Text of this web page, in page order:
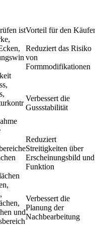
istVorteil für den Käufer
Reduziert das Risiko
von
Formmodifikationen
Verbessert die
Gussstabilität
Reduziert
Streitigkeiten über
Erscheinungsbild und
Funktion
und
Verbessert die
Planung der
Nachbearbeitung